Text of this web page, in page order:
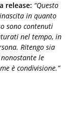
release: “Questo
in quanto
sono contenuti
nel tempo, in
Ritengo sia
le
è condivisione.”